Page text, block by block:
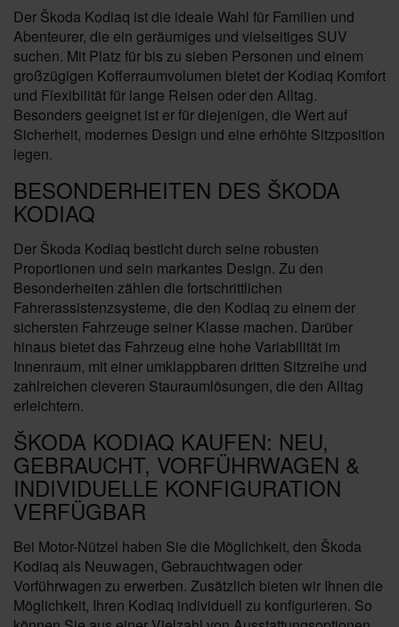
Der Škoda Kodiaq ist die ideale Wahl für Familien und
Abenteurer, die ein geräumiges und vielseitiges SUV
suchen. Mit Platz für bis zu sieben Personen und einem
großzügigen Kofferraumvolumen bietet der Kodiaq Komfort
und Flexibilität für lange Reisen oder den Alltag.
Besonders geeignet ist er für diejenigen, die Wert auf
Sicherheit, modernes Design und eine erhöhte Sitzposition
legen.
BESONDERHEITEN DES ŠKODA
KODIAQ
Der Škoda Kodiaq besticht durch seine robusten
Proportionen und sein markantes Design. Zu den
Besonderheiten zählen die fortschrittlichen
Fahrerassistenzsysteme, die den Kodiaq zu einem der
sichersten Fahrzeuge seiner Klasse machen. Darüber
hinaus bietet das Fahrzeug eine hohe Variabilität im
Innenraum, mit einer umklappbaren dritten Sitzreihe und
zahlreichen cleveren Stauraumlösungen, die den Alltag
erleichtern.
ŠKODA KODIAQ KAUFEN: NEU,
GEBRAUCHT, VORFÜHRWAGEN &
INDIVIDUELLE KONFIGURATION
VERFÜGBAR
Bei Motor-Nützel haben Sie die Möglichkeit, den Škoda
Kodiaq als Neuwagen, Gebrauchtwagen oder
Vorführwagen zu erwerben. Zusätzlich bieten wir Ihnen die
Möglichkeit, Ihren Kodiaq individuell zu konfigurieren. So